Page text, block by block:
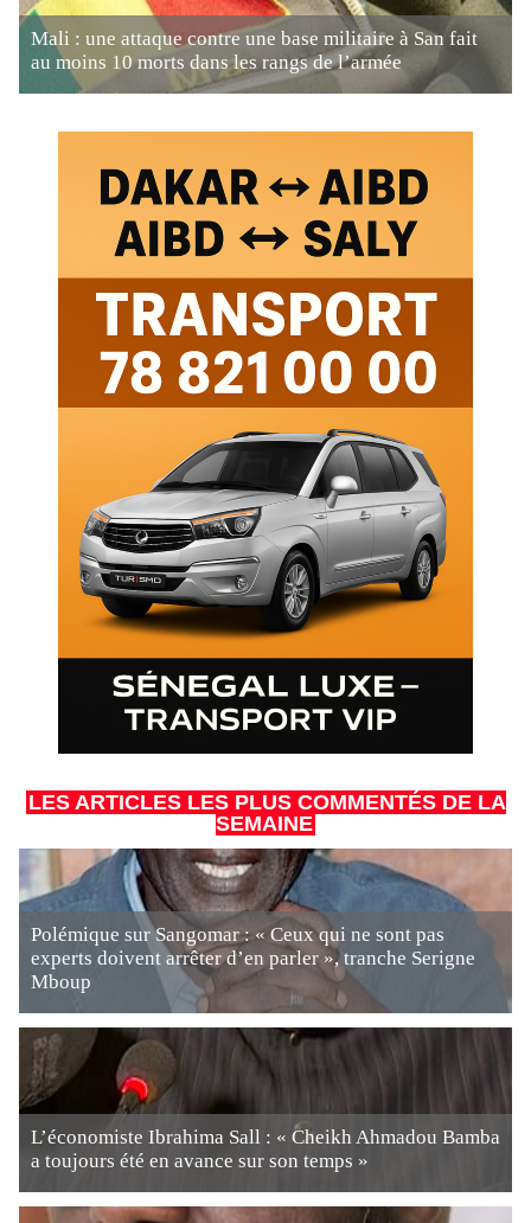
Mali : une attaque contre une base militaire à San fait
au moins 10 morts dans les rangs de l’armée
LES ARTICLES LES PLUS COMMENTÉS DE LA
SEMAINE
Polémique sur Sangomar : « Ceux qui ne sont pas
experts doivent arrêter d’en parler », tranche Serigne
Mboup
L’économiste Ibrahima Sall : « Cheikh Ahmadou Bamba
a toujours été en avance sur son temps »